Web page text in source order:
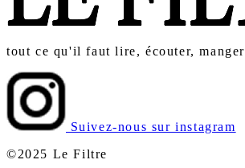
tout ce qu'il faut lire, écouter, manger
Suivez-nous sur instagram
©2025 Le Filtre